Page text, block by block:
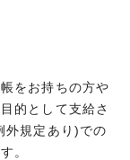
をお持ちの方や
的として支給さ
外規定あり)での
。